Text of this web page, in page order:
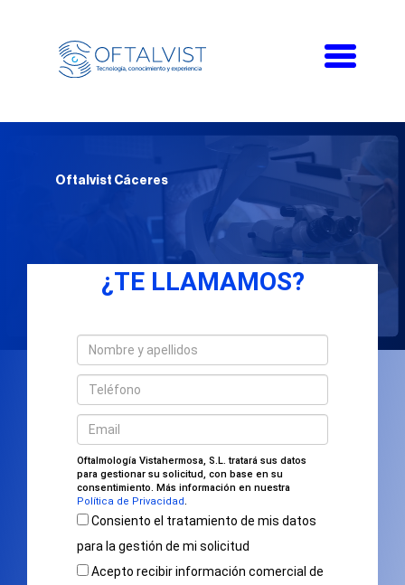
Toggle
Oftalvist Cáceres
¿TE LLAMAMOS?
Oftalmología Vistahermosa, S.L. tratará sus datos
para gestionar su solicitud, con base en su
consentimiento. Más información en nuestra
Política de Privacidad.
Consiento el tratamiento de mis datos
para la gestión de mi solicitud
Acepto recibir información comercial de